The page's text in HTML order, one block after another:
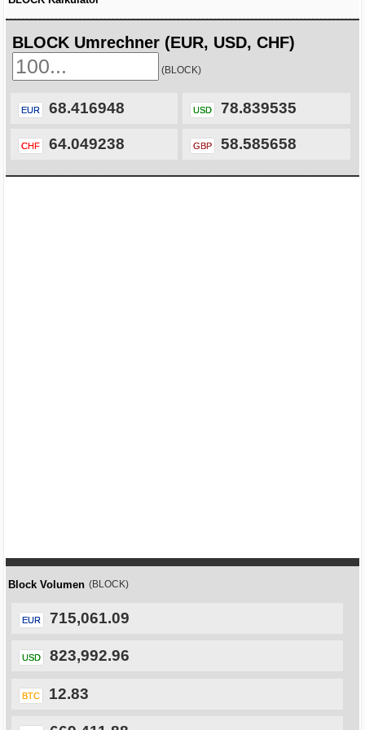
BLOCK Umrechner (EUR, USD, CHF)
(BLOCK)
EUR 68.416948 USD 78.839535
CHF 64.049238 GBP 58.585658
Block Volumen (BLOCK)
EUR 715,061.09
USD 823,992.96
BTC 12.83